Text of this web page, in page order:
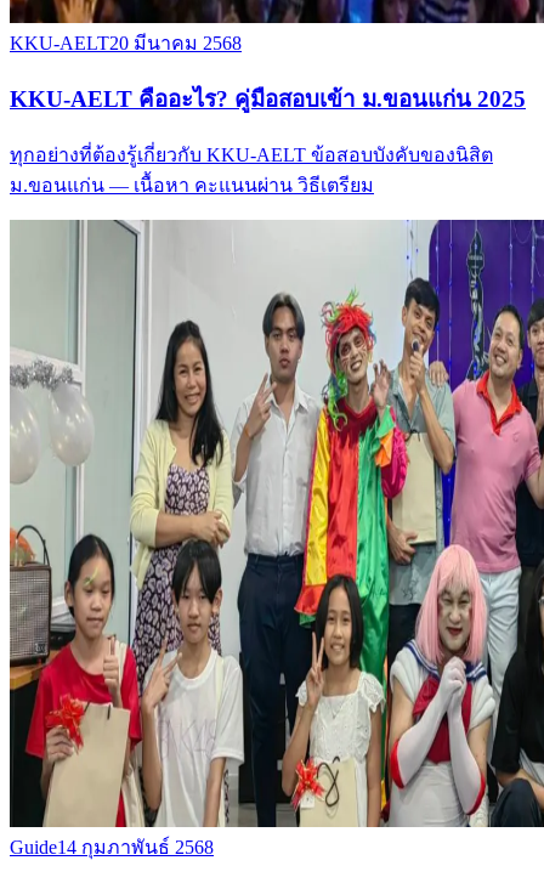
KKU-AELT20 มีนาคม 2568
KKU-AELT คืออะไร? คู่มือสอบเข้า ม.ขอนแก่น 2025
ทุกอย่างที่ต้องรู้เกี่ยวกับ KKU-AELT ข้อสอบบังคับของนิสิต
ม.ขอนแก่น — เนื้อหา คะแนนผ่าน วิธีเตรียม
Guide14 กุมภาพันธ์ 2568